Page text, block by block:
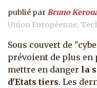
publié parBruno
Union Européenne
Sous couvert de
prévoient de plus en
mettre en danger la
d'Etats tiers. Les